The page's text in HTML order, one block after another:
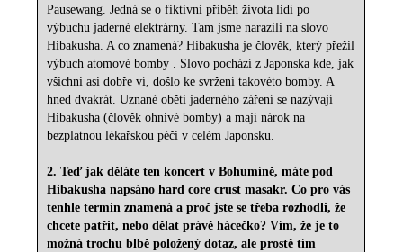
Pausewang. Jedná se o fiktivní příběh života lidí po
výbuchu jaderné elektrárny. Tam jsme narazili na slovo
Hibakusha. A co znamená? Hibakusha je člověk, který přežil
výbuch atomové bomby . Slovo pochází z Japonska kde, jak
všichni asi dobře ví, došlo ke svržení takovéto bomby. A
hned dvakrát. Uznané oběti jaderného záření se nazývají
Hibakusha (člověk ohnivé bomby) a mají nárok na
bezplatnou lékařskou péči v celém Japonsku.
2. Teď jak děláte ten koncert v Bohumíně, máte pod
Hibakusha napsáno hard core crust masakr. Co pro vás
tenhle termín znamená a proč jste se třeba rozhodli, že
chcete patřit, nebo dělat právě hácečko? Vím, že je to
možná trochu blbě položený dotaz, ale prostě tím